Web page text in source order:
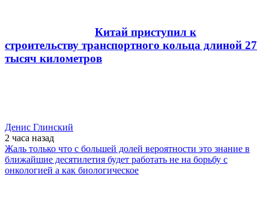
Китай приступил к
строительству транспортного кольца длиной 27
тысяч километров
Денис Глинский
2 часа назад
Жаль только что с большей долей вероятности это знание в
ближайшие десятилетия будет работать не на борьбу с
онкологией а как биологическое